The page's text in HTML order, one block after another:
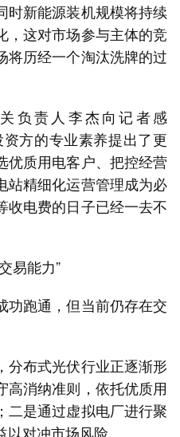
时新能源装机规模将持续
，这对市场参与主体的竞
将历经一个淘汰洗牌的过
负责人李杰向记者感
方的专业素养提出了更
优质用电客户、把控经营
站精细化运营管理成为必
收电费的日子已经一去不
易能力”
功跑通，但当前仍存在交
分布式光伏行业正逐渐形
高消纳准则，依托优质用
二是通过虚拟电厂进行聚
对冲市场风险。